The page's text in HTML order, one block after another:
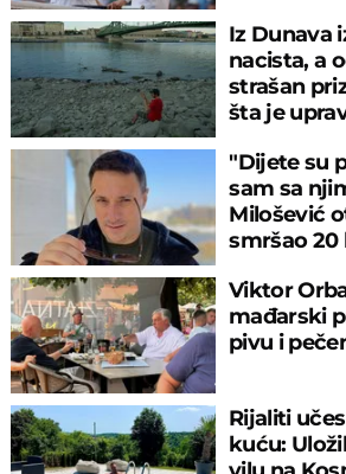
Iz Dunava
nacista, a
strašan
šta je
"Dijete su
sam sa
Milošević
smršao 20
Viktor
mađarski
pivu i
Rijaliti
kuću: